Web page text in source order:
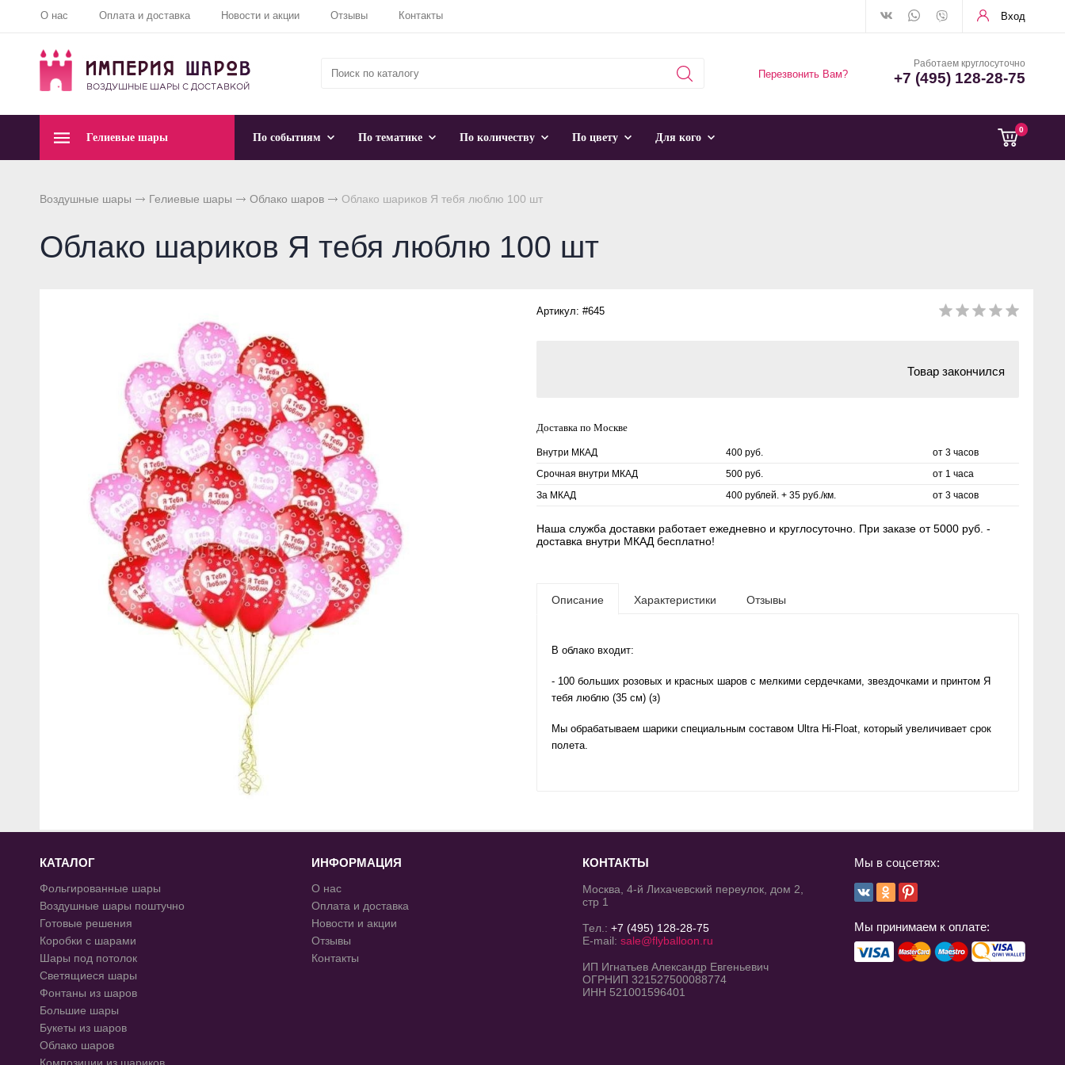
О нас Оплата и доставка Новости и акции Отзывы Контакты Вход
Перезвонить Вам?
Работаем круглосуточно
+7 (495) 128-28-75
0
Гелиевые шары По событиям По тематике По количеству По цвету Для кого
Воздушные шары Гелиевые шары Облако шаров Облако шариков Я тебя люблю 100 шт
Облако шариков Я тебя люблю 100 шт
Артикул: #645
Товар закончился
Доставка по Москве
Внутри МКАД 400 руб.
от 3 часов
Срочная внутри МКАД
500 руб.
от 1 часа
За МКАД
400 рублей. + 35 руб./км. от 3 часов
Наша служба доставки работает ежедневно и круглосуточно. При заказе от 5000 руб. -
доставка внутри МКАД бесплатно!
Описание Характеристики Отзывы
В облако входит:
- 100 больших розовых и красных шаров с мелкими сердечками, звездочками и принтом Я
тебя люблю (35 см) (з)
Мы обрабатываем шарики специальным составом Ultra Hi-Float, который увеличивает срок
полета.
КАТАЛОГ
Фольгированные шары
Воздушные шары поштучно
Готовые решения
Коробки с шарами
Шары под потолок
Светящиеся шары
Фонтаны из шаров
Большие шары
Букеты из шаров
Облако шаров
Композиции из шариков
ИНФОРМАЦИЯ
О нас
Оплата и доставка
Новости и акции
Отзывы
Контакты
КОНТАКТЫ
Москва, 4-й Лихачевский переулок, дом 2,
стр 1
Тел.:+7 (495) 128-28-75
E-mail:sale@flyballoon.ru
ИП Игнатьев Александр Евгеньевич
ОГРНИП 321527500088774
ИНН 521001596401
Мы в соцсетях:
Мы принимаем к оплате: